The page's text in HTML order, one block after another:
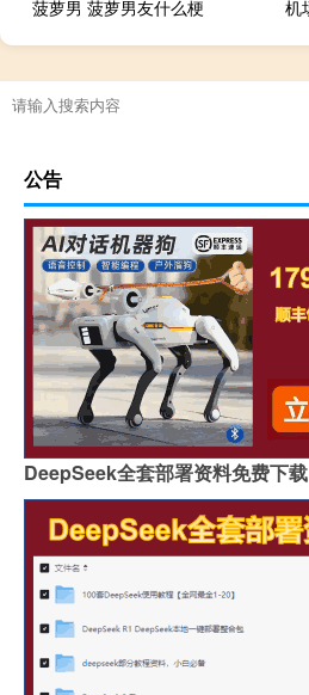
菠萝男 菠萝男友什么梗
公告
DeepSeek全套部署资料免费下载